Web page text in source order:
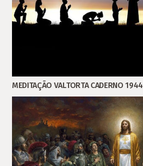
MEDITAÇÃO VALTORTA CADERNO 1944